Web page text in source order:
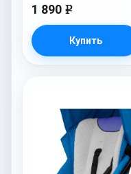
1 890 e
Купить